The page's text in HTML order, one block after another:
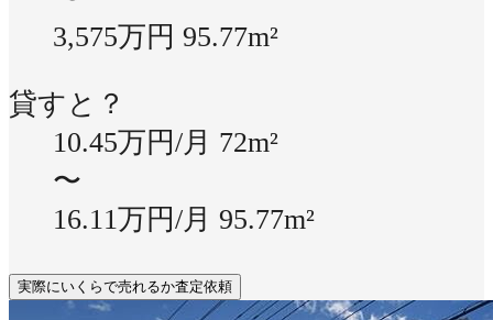
3,575万円 95.77m²
貸すと？
10.45万円/月 72m²
〜
16.11万円/月 95.77m²
実際にいくらで売れるか査定依頼